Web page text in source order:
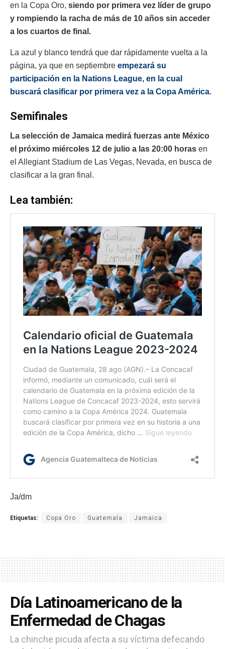
en la Copa Oro, siendo por primera vez líder de grupo
y rompiendo la racha de más de 10 años sin acceder
a los cuartos de final.
La azul y blanco tendrá que dar rápidamente vuelta a la
página, ya que en septiembre empezará su
participación en la Nations League, en la cual
buscará clasificar por primera vez a la Copa América.
Semifinales
La selección de Jamaica medirá fuerzas ante México
el próximo miércoles 12 de julio a las 20:00 horas en
el Allegiant Stadium de Las Vegas, Nevada, en busca de
clasificar a la gran final.
Lea también:
Ja/dm
Etiquetas: Copa Oro Guatemala Jamaica
Día Latinoamericano de la
Enfermedad de Chagas
La chinche picuda afecta a su víctima defecando